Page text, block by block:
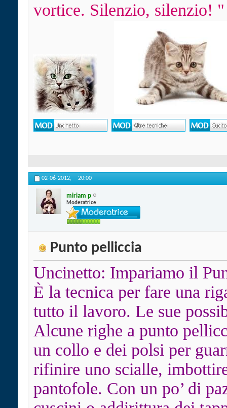
vortice. Silenzio, silenzio!
02-06-2012, 20:00
miriam p
Moderatrice
Punto pelliccia
Uncinetto: Impariamo il
È la tecnica per fare una
tutto il lavoro. Le sue
Alcune righe a punto
un collo e dei polsi per
rifinire uno scialle,
pantofole. Con un po’ di